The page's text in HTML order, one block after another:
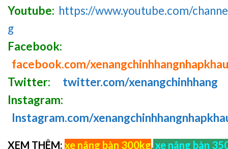
Youtube: https://www.youtube.com/
g
Facebook:
facebook.com/xenangchinhhangnhapkhau
Twitter:
twitter.com/xenangchinhhang
Instagram:
Instagram.com/
XEM THÊM: xe nâng bàn 300kg,xe nâng bàn